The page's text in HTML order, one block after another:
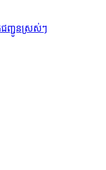
ជញ្ជូនស្រស់ៗ